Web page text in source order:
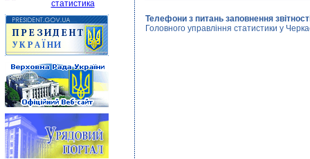
Телефони з питань заповнення
Головного управління статистики у